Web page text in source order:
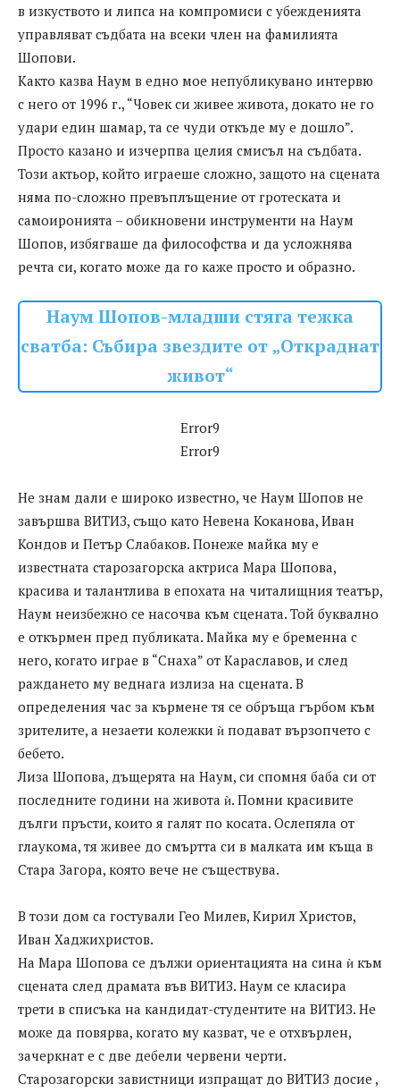
в изкуството и липса на компромиси с убежденията
управляват съдбата на всеки член на фамилията
Шопови.
Както казва Наум в едно мое непубликувано интервю
с него от 1996 г., “Човек си живее живота, докато не го
удари един шамар, та се чуди откъде му е дошло”.
Просто казано и изчерпва целия смисъл на съдбата.
Този актьор, който играеше сложно, защото на сцената
няма по-сложно превъплъщение от гротеската и
самоиронията – обикновени инструменти на Наум
Шопов, избягваше да философства и да усложнява
речта си, когато може да го каже просто и образно.
Наум Шопов-младши стяга тежка
сватба: Събира звездите от „Откраднат
живот“
Error9
Error9
Не знам дали е широко известно, че Наум Шопов не
завършва ВИТИЗ, също като Невена Коканова, Иван
Кондов и Петър Слабаков. Понеже майка му е
известната старозагорска актриса Мара Шопова,
красива и талантлива в епохата на читалищния театър,
Наум неизбежно се насочва към сцената. Той буквално
е откърмен пред публиката. Майка му е бременна с
него, когато играе в “Снаха” от Караславов, и след
раждането му веднага излиза на сцената. В
определения час за кърмене тя се обръща гърбом към
зрителите, а незаети колежки ѝ подават вързопчето с
бебето.
Лиза Шопова, дъщерята на Наум, си спомня баба си от
последните години на живота ѝ. Помни красивите
дълги пръсти, които я галят по косата. Ослепяла от
глаукома, тя живее до смъртта си в малката им къща в
Стара Загора, която вече не съществува.
В този дом са гостували Гео Милев, Кирил Христов,
Иван Хаджихристов.
На Мара Шопова се дължи ориентацията на сина ѝ към
сцената след драмата във ВИТИЗ. Наум се класира
трети в списъка на кандидат-студентите на ВИТИЗ. Не
може да повярва, когато му казват, че е отхвърлен,
зачеркнат е с две дебели червени черти.
Старозагорски завистници изпращат до ВИТИЗ досие ,